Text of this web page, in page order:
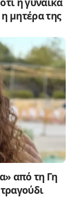
η γυναίκα
μητέρα της
από τη Γη